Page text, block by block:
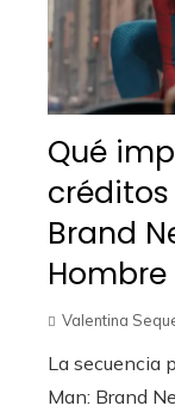
Qué
Brand
Valentina
La secuencia
Man: Brand